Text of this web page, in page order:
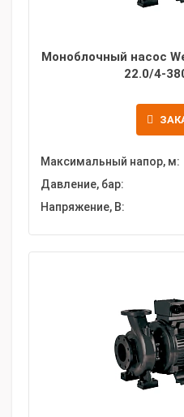
Моноблочный насос
22.0/4-
Максимальный напор, м:
Давление, бар:
Напряжение, В: